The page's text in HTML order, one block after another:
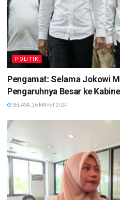
POLITIK
Pengamat: Selama Jokowi
Pengaruhnya Besar ke
SELASA, 26 MARET 2024